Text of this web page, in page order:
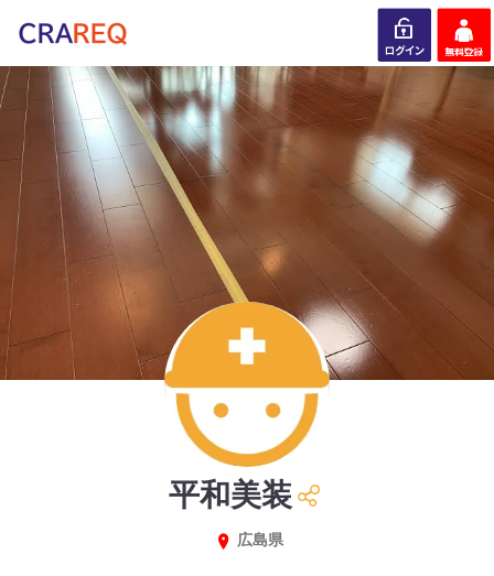
ログイン 会員登録
平和美装
広島県